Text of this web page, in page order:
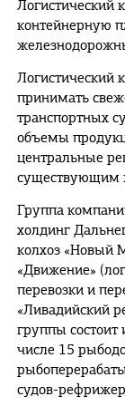
Логистический
контейнерную
Логистический
принимать
транспортных
объемы
центральные
существующим
Группа
холдинг
колхоз «Новый
«Движение»
перевозки и
«Ливадийский
группы состоит
числе 15
судов-